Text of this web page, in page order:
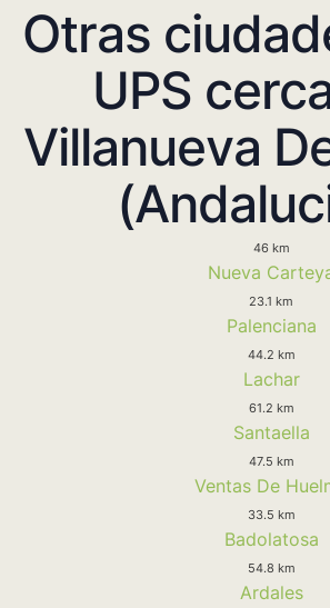
Otras
UPS
Villanueva
46 km
Nueva
23.1 km
Palenciana
44.2 km
Lachar
61.2 km
Santaella
47.5 km
Ventas De
33.5 km
Badolatosa
54.8 km
Ardales